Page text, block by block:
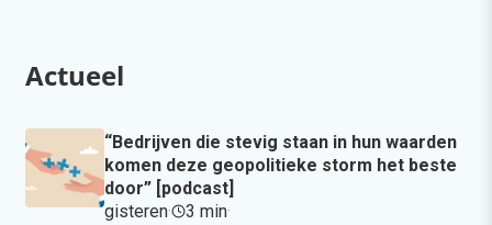
Actueel
“Bedrijven die stevig staan in hun waarden
komen deze geopolitieke storm het beste
door” [podcast]
gisteren· 3 min·